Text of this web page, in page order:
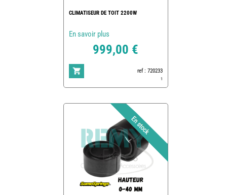
CLIMATISEUR DE TOIT 2200W
En savoir plus
999,00 €
ref : 720233
1